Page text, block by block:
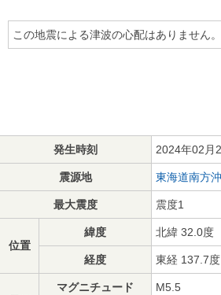
この地震による津波の心配はありません。
発生時刻 2024年02月
震源地 東海道南方沖
最大震度 震度1
位置
緯度 北緯 32.0度
経度 東経 137.7度
マグニチュード M5.5